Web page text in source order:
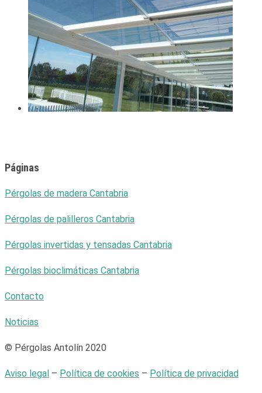
Páginas
Pérgolas de madera Cantabria
Pérgolas de palilleros Cantabria
Pérgolas invertidas y tensadas Cantabria
Pérgolas bioclimáticas Cantabria
Contacto
Noticias
© Pérgolas Antolín 2020
Aviso legal – Política de cookies – Política de privacidad